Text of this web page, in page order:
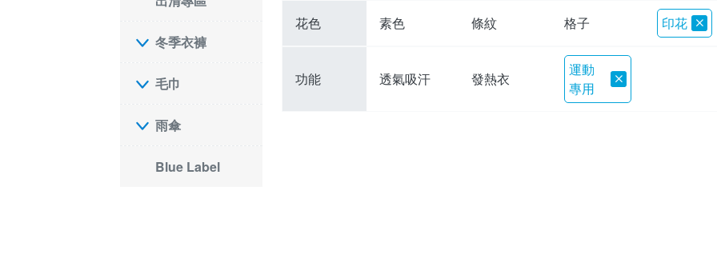
冬季衣褲
毛巾
雨傘
Blue Label
花色 素色 條紋 格子 印花
功能 透氣吸汗 發熱衣
運動
專用